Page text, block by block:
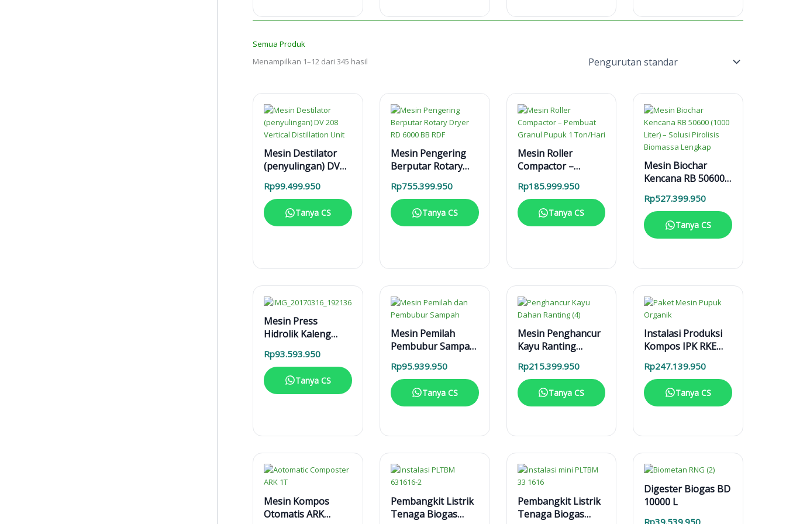
Semua Produk
Menampilkan 1–12 dari 345 hasil
Mesin Destilator
(penyulingan) DV
Distillation Unit
Rp99.499.950
Tanya CS
Mesin Pengering
Berputar Rotary
RDF
Rp755.399.950
Tanya CS
Mesin Roller
Compactor –
Pupuk 1 Ton/Hari
Rp185.999.950
Tanya CS
Mesin Biochar
Kencana RB 50600
Pirolisis Biomassa
Lengkap
Rp527.399.950
Tanya CS
Mesin Press
Hidrolik Kaleng
Rp93.593.950
Tanya CS
Mesin Pemilah
Pembubur Sampah
Rp95.939.950
Tanya CS
Mesin Penghancur
Kayu Ranting
Mesin Diesel
Rp215.399.950
Tanya CS
Instalasi Produksi
Kompos IPK RKE
Rp247.139.950
Tanya CS
Mesin Kompos
Otomatis ARK
Pembangkit Listrik
Tenaga Biogas
Pembangkit Listrik
Tenaga Biogas
Digester Biogas BD
10000 L
Rp39.539.950